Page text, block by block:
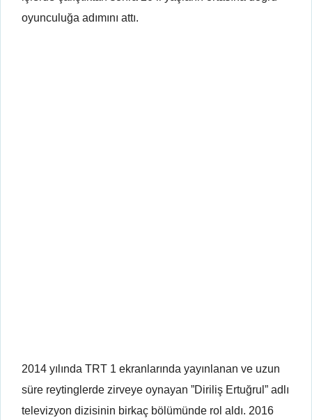
oyunculuğa adımını attı.
2014 yılında TRT 1 ekranlarında yayınlanan ve uzun
süre reytinglerde zirveye oynayan ”Diriliş Ertuğrul” adlı
televizyon dizisinin birkaç bölümünde rol aldı. 2016